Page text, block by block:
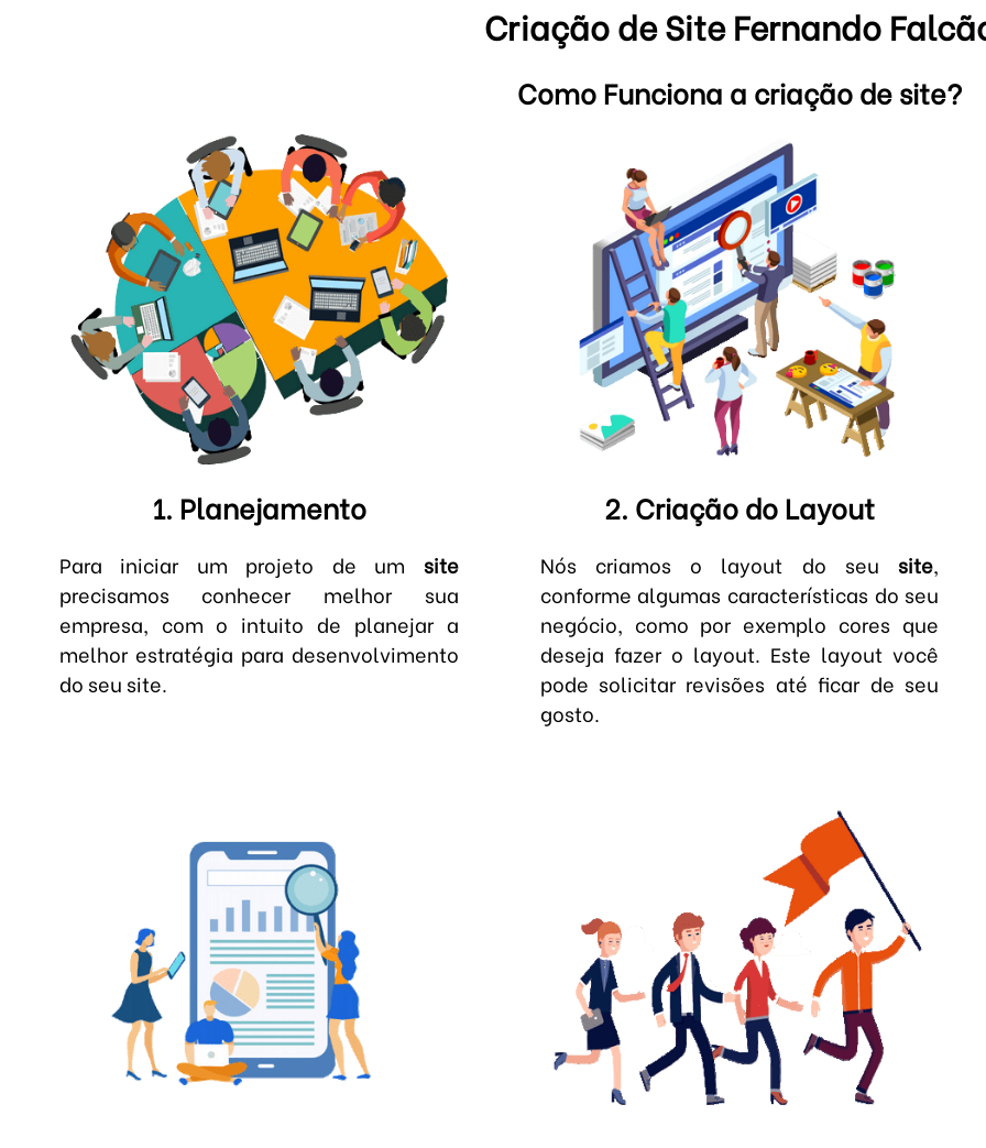
Criação de Site Fernando
Como Funciona a criação de site?
1. Planejamento
Para iniciar um projeto de um site
precisamos conhecer melhor sua
empresa, com o intuito de planejar a
melhor estratégia para desenvolvimento
do seu site.
2. Criação do Layout
Nós criamos o layout do seusite,
conforme algumas características do seu
negócio, como por exemplo cores que
deseja fazer o layout. Este layout você
pode solicitar revisões até ficar de seu
gosto.